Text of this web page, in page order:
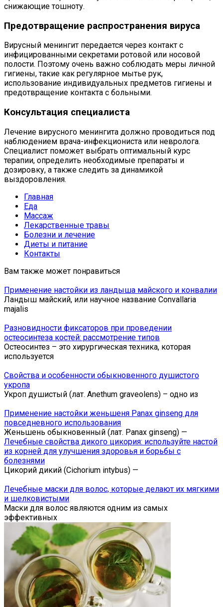
снижающие тошноту.
Предотвращение распространения вируса
Вирусный менингит передается через контакт с
инфицированными секретами ротовой или носовой
полости. Поэтому очень важно соблюдать меры личной
гигиены, такие как регулярное мытье рук,
использование индивидуальных предметов гигиены и
предотвращение контакта с больными.
Консультация специалиста
Лечение вирусного менингита должно проводиться под
наблюдением врача-инфекциониста или невролога.
Специалист поможет выбрать оптимальный курс
терапии, определить необходимые препараты и
дозировку, а также следить за динамикой
выздоровления.
Главная
Еда
Массаж
Лекарственные травы
Болезни и лечение
Диеты и питание
Контакты
Вам также может понравиться
Применение настойки из ландыша майского и конвалии
Ландыш майский, или научное название Convallaria
majalis
Разновидности фиксаторов при проведении
остеосинтеза костей: рассмотрение типов
Остеосинтез – это хирургическая техника, которая
используется
Свойства и особенности обыкновенного душистого
укропа
Укроп душистый (лат. Anethum graveolens) – одно из
Применение настойки женьшеня Panax ginseng для
повседневного использования
Женьшень обыкновенный (лат. Panax ginseng) —
Лечебные свойства дикого цикория: используйте настой
из корней для улучшения здоровья и борьбы с
болезнями
Цикорий дикий (Cichorium intybus) —
Лечебные маски для волос, которые делают их мягкими
и шелковистыми
Маски для волос являются одним из самых
эффективных